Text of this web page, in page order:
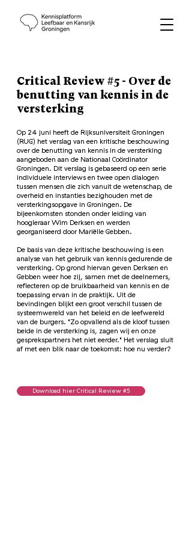
Critical Review #5 - Over de
benutting van kennis in de
versterking
Op 24 juni heeft de Rijksuniversiteit Groningen
(RUG) het verslag van een kritische beschouwing
over de benutting van kennis in de versterking
aangeboden aan de Nationaal Coördinator
Groningen. Dit verslag is gebaseerd op een serie
individuele interviews en twee open dialogen
tussen mensen die zich vanuit de wetenschap, de
overheid en instanties bezighouden met de
versterkingsopgave in Groningen. De
bijeenkomsten stonden onder leiding van
hoogleraar Wim Derksen en werden
georganiseerd door Mariëlle Gebben.
De basis van deze kritische beschouwing is een
analyse van het gebruik van kennis gedurende de
versterking. Op grond hiervan geven Derksen en
Gebben weer hoe zij, samen met de deelnemers,
reflecteren op de bruikbaarheid van kennis en de
toepassing ervan in de praktijk. Uit de
bevindingen blijkt een groot verschil tussen de
systeemwereld van het beleid en de leefwereld
van de burgers. "Zo opvallend als de kloof tussen
beide in de versterking is, zagen wij en onze
gesprekspartners het niet eerder." Het verslag sluit
af met een blik naar de toekomst: hoe nu verder?
Download hier Critical Review #5